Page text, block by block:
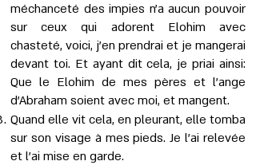
méchanceté des impies n’a aucun pouvoir
sur ceux qui adorent Elohim avec
chasteté, voici, j’en prendrai et je mangerai
devant toi. Et ayant dit cela, je priai ainsi:
Que le Elohim de mes pères et l’ange
d’Abraham soient avec moi, et mangent.
Quand elle vit cela, en pleurant, elle tomba
sur son visage à mes pieds. Je l’ai relevée
et l’ai mise en garde.